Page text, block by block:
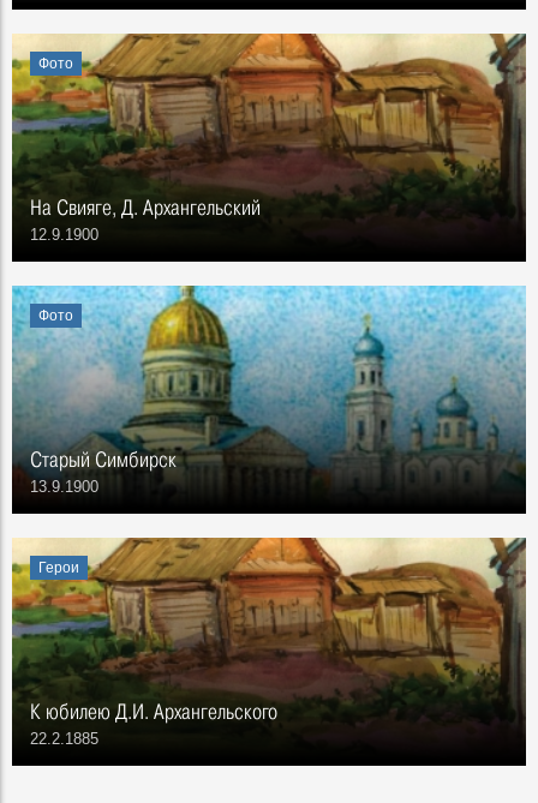
Фото
На Свияге, Д. Архангельский
12.9.1900
Фото
Старый Симбирск
13.9.1900
Герои
К юбилею Д.И. Архангельского
22.2.1885